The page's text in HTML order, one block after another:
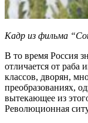
Кадр из фильма
В то время Россия
отличается от раба
классов, дворян,
преобразованиях,
вытекающее из
Революционная